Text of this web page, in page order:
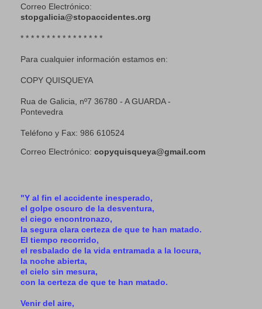
Correo Electrónico:
stopgalicia@stopaccidentes.org
* * * * * * * * * * * * * * * *
Para cualquier información estamos en:
COPY QUISQUEYA
Rua de Galicia, nº7 36780 - A GUARDA -
Pontevedra
Teléfono y Fax: 986 610524
Correo Electrónico: copyquisqueya@gmail.com
"Y al fin el accidente inesperado,
el golpe oscuro de la desventura,
el ciego encontronazo,
la segura clara certeza de que te han matado.
El tiempo recorrido,
el resbalado de la vida entramada a la locura,
la noche abierta,
el cielo sin mesura,
con la certeza de que te han matado.
Venir del aire,